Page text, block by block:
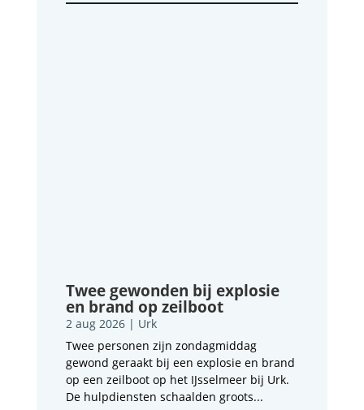
Twee gewonden bij explosie
en brand op zeilboot
2 aug 2026| Urk
Twee personen zijn zondagmiddag
gewond geraakt bij een explosie en brand
op een zeilboot op het IJsselmeer bij Urk.
De hulpdiensten schaalden groots...